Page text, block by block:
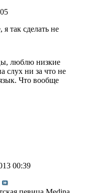
так сделать не
люблю низкие
слух ни за что не
Что вообще
00:39